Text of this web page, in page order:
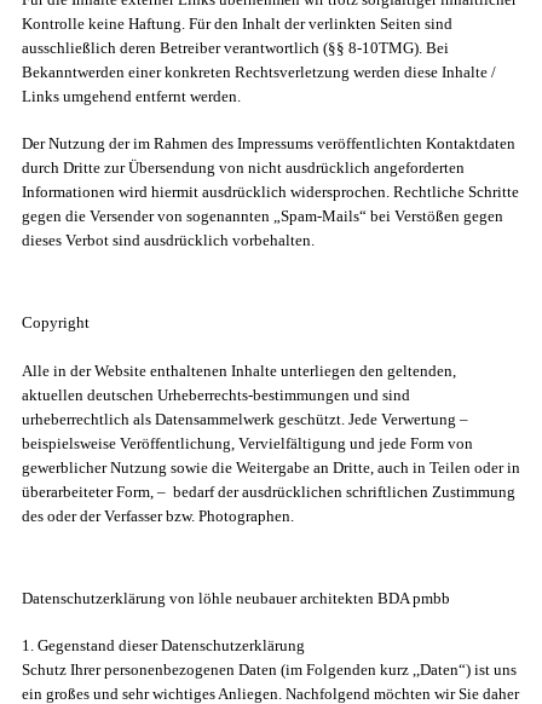
Kontrolle keine Haftung. Für den Inhalt der verlinkten Seiten sind
ausschließlich deren Betreiber verantwortlich (§§ 8-10TMG). Bei
Bekanntwerden einer konkreten Rechtsverletzung werden diese Inhalte /
Links umgehend entfernt werden.
Der Nutzung der im Rahmen des Impressums veröffentlichten Kontaktdaten
durch Dritte zur Übersendung von nicht ausdrücklich angeforderten
Informationen wird hiermit ausdrücklich widersprochen. Rechtliche Schritte
gegen die Versender von sogenannten „Spam-Mails“ bei Verstößen gegen
dieses Verbot sind ausdrücklich vorbehalten.
Copyright
Alle in der Website enthaltenen Inhalte unterliegen den geltenden,
aktuellen deutschen Urheberrechts-bestimmungen und sind
urheberrechtlich als Datensammelwerk geschützt. Jede Verwertung –
beispielsweise Veröffentlichung, Vervielfältigung und jede Form von
gewerblicher Nutzung sowie die Weitergabe an Dritte, auch in Teilen oder in
überarbeiteter Form, – bedarf der ausdrücklichen schriftlichen Zustimmung
des oder der Verfasser bzw. Photographen.
Datenschutzerklärung von löhle neubauer architekten BDA pmbb
1. Gegenstand dieser Datenschutzerklärung
Schutz Ihrer personenbezogenen Daten (im Folgenden kurz ,,Daten“) ist uns
ein großes und sehr wichtiges Anliegen. Nachfolgend möchten wir Sie daher